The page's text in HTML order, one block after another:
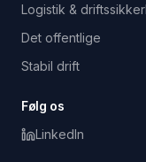
Logistik &
Det offentlige
Stabil drift
Følg os
LinkedIn